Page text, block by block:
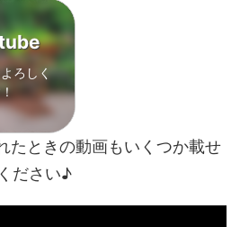
ろしく
たときの動画もいくつか載せ
ださい♪